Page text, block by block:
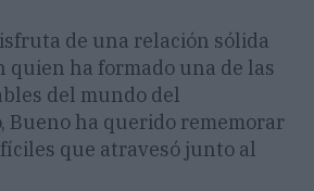
de una relación sólida
quien ha formado una de las
del mundo del
Bueno ha querido rememorar
que atravesó junto al